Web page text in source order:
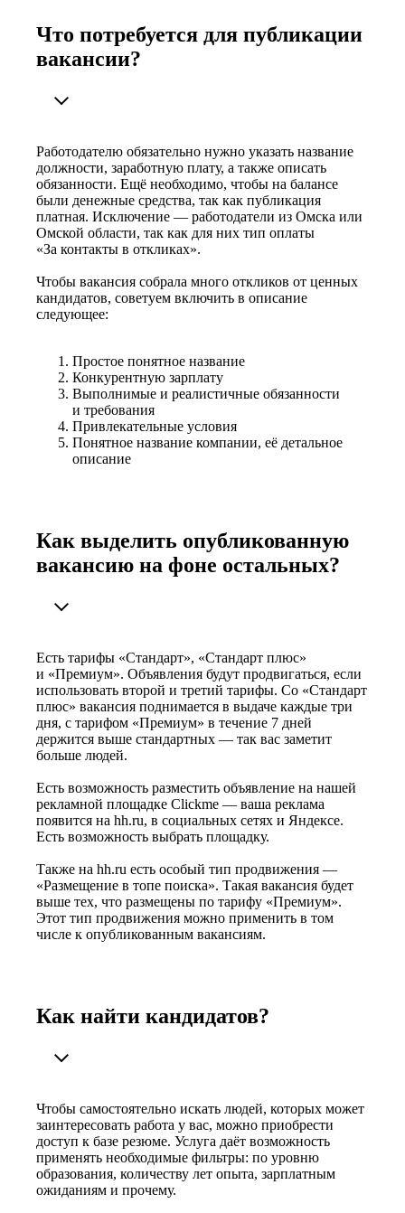
Что потребуется для публикации
вакансии?
Работодателю обязательно нужно указать название
должности, заработную плату, а также описать
обязанности. Ещё необходимо, чтобы на балансе
были денежные средства, так как публикация
платная. Исключение — работодатели из Омска или
Омской области, так как для них тип оплаты
«За контакты в откликах».
Чтобы вакансия собрала много откликов от ценных
кандидатов, советуем включить в описание
следующее:
Простое понятное название
Конкурентную зарплату
Выполнимые и реалистичные обязанности
и требования
Привлекательные условия
Понятное название компании, её детальное
описание
Как выделить опубликованную
вакансию на фоне остальных?
Есть тарифы «Стандарт», «Стандарт плюс»
и «Премиум». Объявления будут продвигаться, если
использовать второй и третий тарифы. Со «Стандарт
плюс» вакансия поднимается в выдаче каждые три
дня, с тарифом «Премиум» в течение 7 дней
держится выше стандартных — так вас заметит
больше людей.
Есть возможность разместить объявление на нашей
рекламной площадке Clickme — ваша реклама
появится на hh.ru, в социальных сетях и Яндексе.
Есть возможность выбрать площадку.
Также на hh.ru есть особый тип продвижения —
«Размещение в топе поиска». Такая вакансия будет
выше тех, что размещены по тарифу «Премиум».
Этот тип продвижения можно применить в том
числе к опубликованным вакансиям.
Как найти кандидатов?
Чтобы самостоятельно искать людей, которых может
заинтересовать работа у вас, можно приобрести
доступ к базе резюме. Услуга даёт возможность
применять необходимые фильтры: по уровню
образования, количеству лет опыта, зарплатным
ожиданиям и прочему.